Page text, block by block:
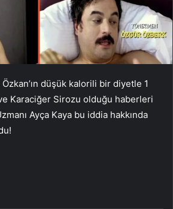
düşük kalorili bir diyetle 1
Karaciğer Sirozu olduğu haberleri
Ayça Kaya bu iddia hakkında